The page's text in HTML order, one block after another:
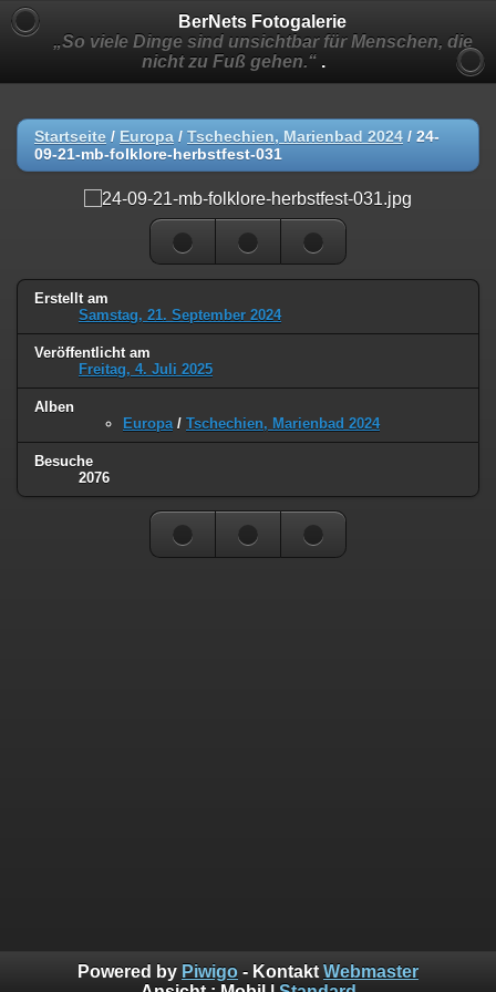
BerNets Fotogalerie
„So viele Dinge sind unsichtbar für Menschen, die
nicht zu Fuß gehen.“ .
Startseite / Europa / Tschechien, Marienbad 2024 / 24-
09-21-mb-folklore-herbstfest-031
Erstellt am
Samstag, 21. September 2024
Veröffentlicht am
Freitag, 4. Juli 2025
Alben
Europa / Tschechien, Marienbad 2024
Besuche
2076
Powered by Piwigo - Kontakt Webmaster